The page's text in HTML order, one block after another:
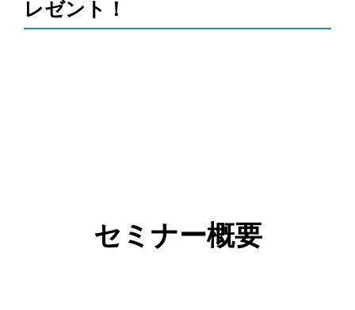
レゼント！
セミナー概要